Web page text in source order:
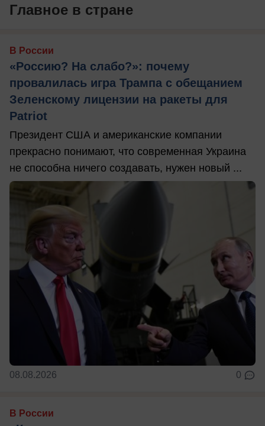
Главное в стране
В России
«Россию? На слабо?»: почему
провалилась игра Трампа с обещанием
Зеленскому лицензии на ракеты для
Patriot
Президент США и американские компании
прекрасно понимают, что современная Украина
не способна ничего создавать, нужен новый ...
08.08.2026 0
В России